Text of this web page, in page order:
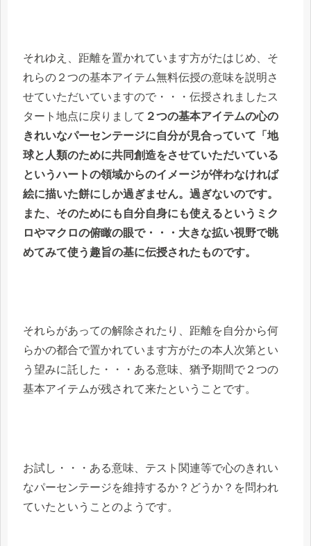
それゆえ、距離を置かれています方がたはじめ、そ
れらの２つの基本アイテム無料伝授の意味を説明さ
せていただいていますので・・・伝授されましたス
タート地点に戻りまして ２つの基本アイテムの心の
きれいなパーセンテージに自分が見合っていて「地
球と人類のために共同創造をさせていただいている
というハートの領域からのイメージが伴わなければ
絵に描いた餅にしか過ぎません。過ぎないのです。
また、そのためにも自分自身にも使えるというミク
ロやマクロの俯瞰の眼で・・・大きな拡い視野で眺
めてみて使う趣旨の基に伝授されたものです。
それらがあっての解除されたり、距離を自分から何
らかの都合で置かれています方がたの本人次第とい
う望みに託した・・・ある意味、猶予期間で２つの
基本アイテムが残されて来たということです。
お試し・・・ある意味、テスト関連等で心のきれい
なパーセンテージを維持するか？どうか？を問われ
ていたということのようです。